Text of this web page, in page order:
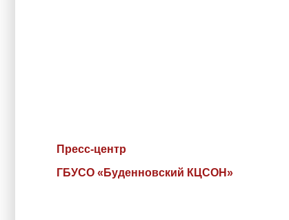
Пресс-центр
ГБУСО «Буденновский КЦСОН»